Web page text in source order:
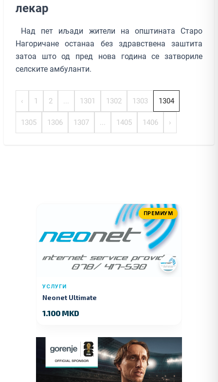
лекар
Над пет иљади жители на општината Старо
Нагоричане останаа без здравствена заштита
затоа што од пред нова година се затвориле
селските амбуланти.
‹ 1 2 ... 1301 1302 1303 1304
1305 1306 1307 ... 1405 1406 ›
ПРЕМИУМ
УСЛУГИ
Neonet Ultimate
1.100 MKD